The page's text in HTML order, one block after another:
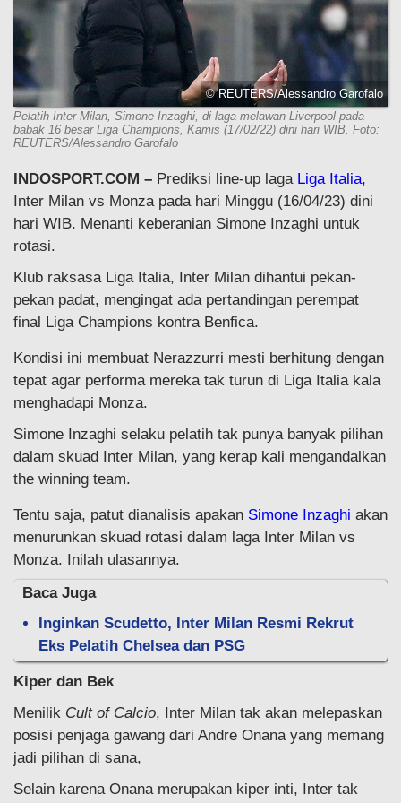
© REUTERS/Alessandro Garofalo
Pelatih Inter Milan, Simone Inzaghi, di laga melawan Liverpool pada
babak 16 besar Liga Champions, Kamis (17/02/22) dini hari WIB. Foto:
REUTERS/Alessandro Garofalo
INDOSPORT.COM – Prediksi line-up laga Liga Italia,
Inter Milan vs Monza pada hari Minggu (16/04/23) dini
hari WIB. Menanti keberanian Simone Inzaghi untuk
rotasi.
Klub raksasa Liga Italia, Inter Milan dihantui pekan-
pekan padat, mengingat ada pertandingan perempat
final Liga Champions kontra Benfica.
Kondisi ini membuat Nerazzurri mesti berhitung dengan
tepat agar performa mereka tak turun di Liga Italia kala
menghadapi Monza.
Simone Inzaghi selaku pelatih tak punya banyak pilihan
dalam skuad Inter Milan, yang kerap kali mengandalkan
the winning team.
Tentu saja, patut dianalisis apakan Simone Inzaghi akan
menurunkan skuad rotasi dalam laga Inter Milan vs
Monza. Inilah ulasannya.
Baca Juga
Inginkan Scudetto, Inter Milan Resmi Rekrut
Eks Pelatih Chelsea dan PSG
Kiper dan Bek
Menilik Cult of Calcio, Inter Milan tak akan melepaskan
posisi penjaga gawang dari Andre Onana yang memang
jadi pilihan di sana,
Selain karena Onana merupakan kiper inti, Inter tak